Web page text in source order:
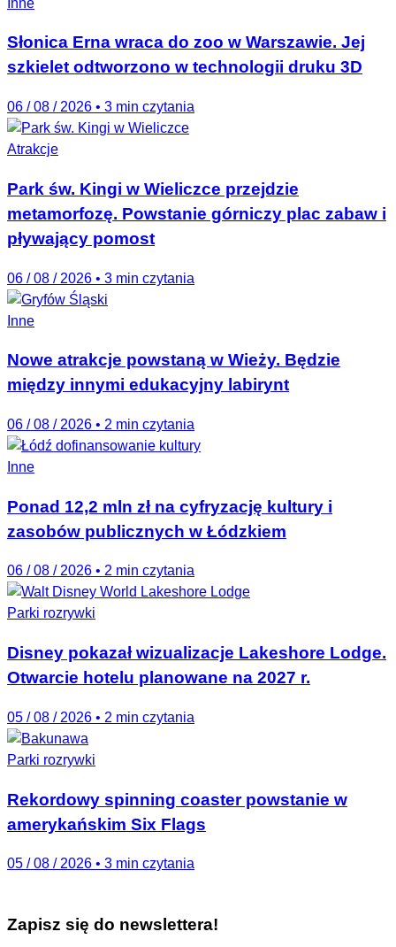
Słonica Erna wraca do zoo w Warszawie. Jej
szkielet odtworzono w technologii druku 3D
06 / 08 / 2026 • 3 min czytania
Atrakcje
Park św. Kingi w Wieliczce przejdzie
metamorfozę. Powstanie górniczy plac zabaw i
pływający pomost
06 / 08 / 2026 • 3 min czytania
Inne
Nowe atrakcje powstaną w Wieży. Będzie
między innymi edukacyjny labirynt
06 / 08 / 2026 • 2 min czytania
Inne
Ponad 12,2 mln zł na cyfryzację kultury i
zasobów publicznych w Łódzkiem
06 / 08 / 2026 • 2 min czytania
Parki rozrywki
Disney pokazał wizualizacje Lakeshore Lodge.
Otwarcie hotelu planowane na 2027 r.
05 / 08 / 2026 • 2 min czytania
Parki rozrywki
Rekordowy spinning coaster powstanie w
amerykańskim Six Flags
05 / 08 / 2026 • 3 min czytania
Zapisz się do newslettera!